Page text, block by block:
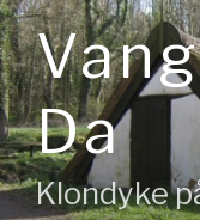
Videre
til
indhold
Da
Klondyke